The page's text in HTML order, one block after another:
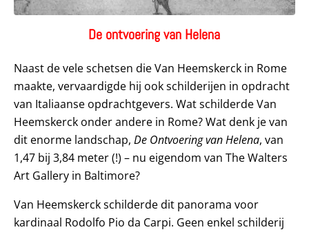
De ontvoering van Helena
Naast de vele schetsen die Van Heemskerck in Rome
maakte, vervaardigde hij ook schilderijen in opdracht
van Italiaanse opdrachtgevers. Wat schilderde Van
Heemskerck onder andere in Rome? Wat denk je van
dit enorme landschap, De Ontvoering van Helena, van
1,47 bij 3,84 meter (!) – nu eigendom van The Walters
Art Gallery in Baltimore?
Van Heemskerck schilderde dit panorama voor
kardinaal Rodolfo Pio da Carpi. Geen enkel schilderij